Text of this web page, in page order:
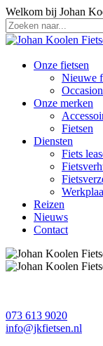
Welkom bij Johan
Onze fietsen
Nieuwe
Onze merken
Fietsen
Diensten
Fiets
Reizen
Nieuws
Contact
073 613 9020
info@jkfietsen.nl